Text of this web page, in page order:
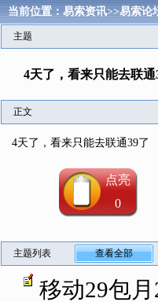
当前位置：易索资讯>>易索论
主题
4天了，看来只能去联通
正文
4天了，看来只能去联通39了
点亮
0
主题列表 查看全部
移动29包